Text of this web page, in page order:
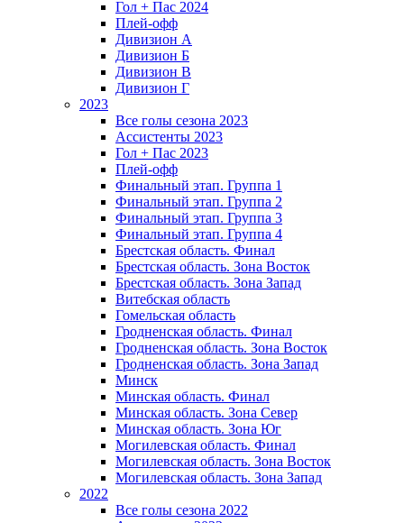
Гол + Пас 2024
Плей-офф
Дивизион A
Дивизион Б
Дивизион В
Дивизион Г
2023
Все голы сезона 2023
Ассистенты 2023
Гол + Пас 2023
Плей-офф
Финальный этап. Группа 1
Финальный этап. Группа 2
Финальный этап. Группа 3
Финальный этап. Группа 4
Брестская область. Финал
Брестская область. Зона Восток
Брестская область. Зона Запад
Витебская область
Гомельская область
Гродненская область. Финал
Гродненская область. Зона Восток
Гродненская область. Зона Запад
Минск
Минская область. Финал
Минская область. Зона Север
Минская область. Зона Юг
Могилевская область. Финал
Могилевская область. Зона Восток
Могилевская область. Зона Запад
2022
Все голы сезона 2022